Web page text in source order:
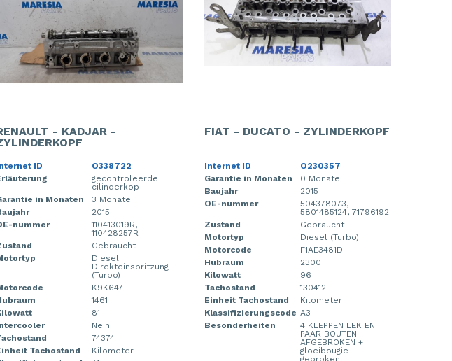
- KADJAR -
ID
O338722
gecontroleerde
cilinderkop
in Monaten
3 Monate
2015
nummer
110413019R,
110428257R
Gebraucht
Diesel
Direkteinspritzung
(Turbo)
K9K647
1461
81
Nein
74374
Tachostand
Kilometer
FIAT - DUCATO - ZYLINDERKOPF
Internet ID
O230357
Garantie in Monaten
0 Monate
Baujahr
2015
OE-nummer
504378073,
5801485124, 71796192
Zustand
Gebraucht
Motortyp
Diesel (Turbo)
Motorcode
F1AE3481D
Hubraum
2300
Kilowatt
96
Tachostand
130412
Einheit Tachostand
Kilometer
Klassifizierungscode A3
Besonderheiten
4 KLEPPEN LEK EN
PAAR BOUTEN
AFGEBROKEN +
gloeibougie
gebroken.